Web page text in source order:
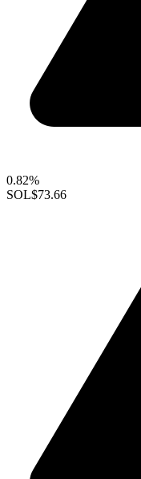
0.82%
SOL$73.66